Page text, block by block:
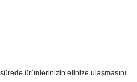
ürünlerinizin elinize ulaşmasını